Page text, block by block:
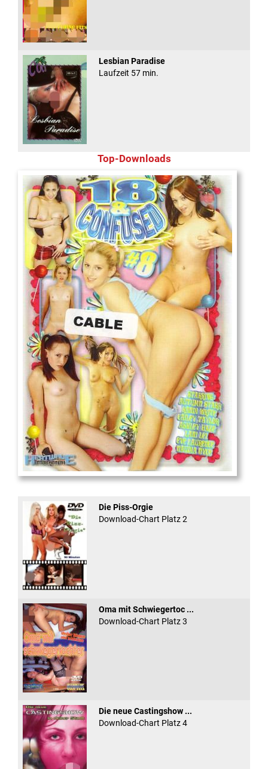
Lesbian Paradise
Laufzeit 57 min.
Top-Downloads
And Confused #8 - ...
Die Piss-Orgie
Download-Chart Platz 2
Oma mit Schwiegertoc ...
Download-Chart Platz 3
Die neue Castingshow ...
Download-Chart Platz 4